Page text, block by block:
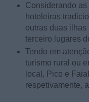
Considerando
hoteleiras
outras duas
terceiro lugares
Tendo em
turismo rural ou
local, Pico e
respetivamente,